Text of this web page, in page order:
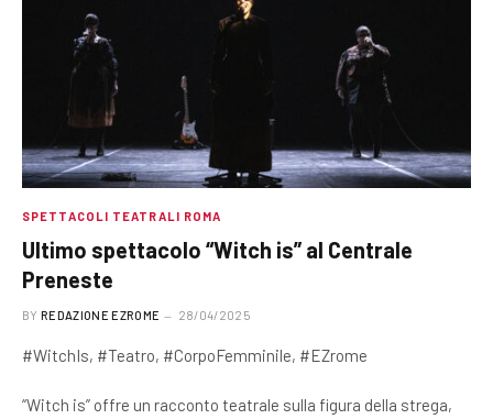
SPETTACOLI TEATRALI ROMA
Ultimo spettacolo “Witch is” al Centrale
Preneste
BY REDAZIONE EZROME 28/04/2025
#WitchIs, #Teatro, #CorpoFemminile, #EZrome
“Witch is” offre un racconto teatrale sulla figura della strega,